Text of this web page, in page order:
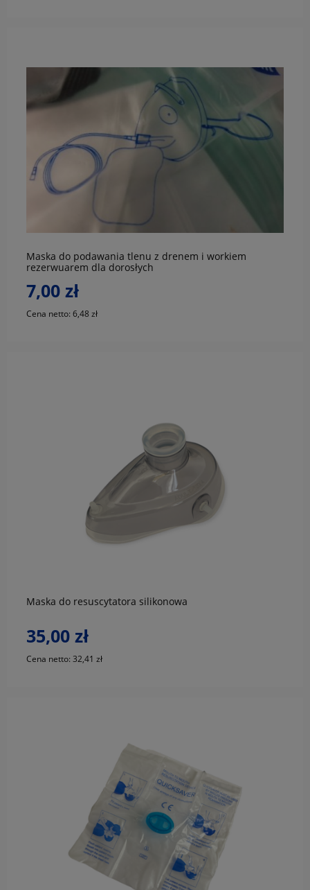
Maska do podawania tlenu z drenem i workiem
rezerwuarem dla dorosłych
7,00 zł
Cena netto: 6,48 zł
Maska do resuscytatora silikonowa
35,00 zł
Cena netto: 32,41 zł
do koszyka